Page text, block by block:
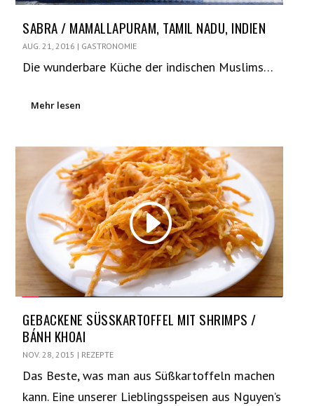
SABRA / MAMALLAPURAM, TAMIL NADU, INDIEN
AUG. 21, 2016 | GASTRONOMIE
Die wunderbare Küche der indischen Muslims…
Mehr lesen
GEBACKENE SÜSSKARTOFFEL MIT SHRIMPS /
BÁNH KHOAI
NOV. 28, 2015 | REZEPTE
Das Beste, was man aus Süßkartoffeln machen
kann. Eine unserer Lieblingsspeisen aus Nguyen’s